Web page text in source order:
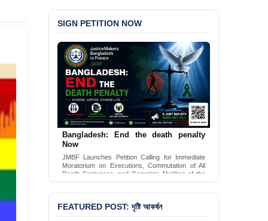
SIGN PETITION NOW
Bangladesh: End the death penalty
Now
JMBF Launches Petition Calling for Immediate
Moratorium on Executions, Commutation of All
Death Sentences, and Complete Abolition of the
Death Penalty in Bangladesh
Sign Petition
Urgent Call to End and Criminalise
Conversion Therapy in Bangladesh
JMBF launches an urgent campaign calling on
the Government of Bangladesh to end and
FEATURED POST: দৃষ্টি আকর্ষন